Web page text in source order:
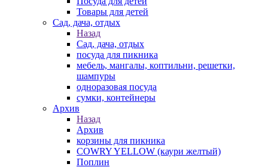
Товары для детей
Сад, дача, отдых
Назад
Сад, дача, отдых
посуда для пикника
мебель, мангалы, коптильни, решетки,
шампуры
одноразовая посуда
сумки, контейнеры
Архив
Назад
Архив
корзины для пикника
COWRY YELLOW (каури желтый)
Поплин